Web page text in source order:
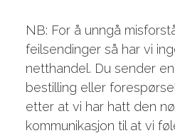
NB: For å unngå
feilsendinger så har vi
netthandel. Du sender
bestilling eller
etter at vi har hatt den
kommunikasjon til at vi